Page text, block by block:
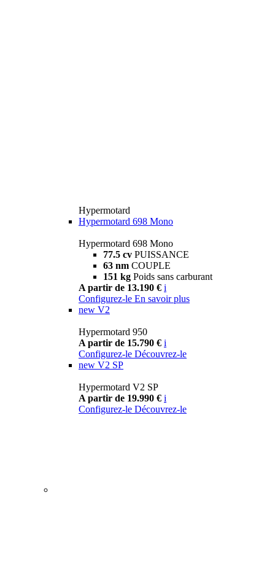
Hypermotard
Hypermotard 698 Mono
Hypermotard 698 Mono
77.5 cv PUISSANCE
63 nm COUPLE
151 kg Poids sans carburant
A partir de 13.190 € i
Configurez-le En savoir plus
new V2
Hypermotard 950
A partir de 15.790 € i
Configurez-le Découvrez-le
new V2 SP
Hypermotard V2 SP
A partir de 19.990 € i
Configurez-le Découvrez-le